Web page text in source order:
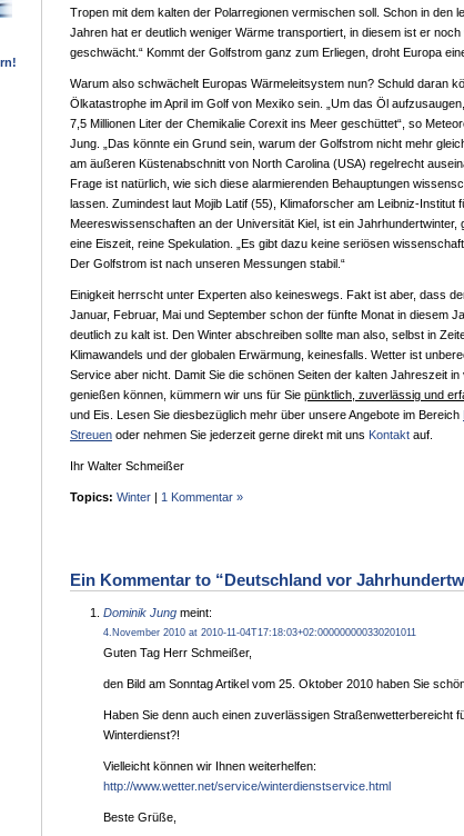
Tropen mit dem kalten der Polarregionen vermischen soll. Schon in den
Jahren hat er deutlich weniger Wärme transportiert, in diesem ist er noch
geschwächt.“ Kommt der Golfstrom ganz zum Erliegen, droht Europa
Warum also schwächelt Europas Wärmeleitsystem nun? Schuld daran
Ölkatastrophe im April im Golf von Mexiko sein. „Um das Öl
7,5 Millionen Liter der Chemikalie Corexit ins Meer geschüttet“, so
Jung. „Das könnte ein Grund sein, warum der Golfstrom nicht mehr
am äußeren Küstenabschnitt von North Carolina (USA) regelrecht
Frage ist natürlich, wie sich diese alarmierenden Behauptungen
lassen. Zumindest laut Mojib Latif (55), Klimaforscher am Leibniz-Institut
Meereswissenschaften an der Universität Kiel, ist ein Jahrhundertwinter,
eine Eiszeit, reine Spekulation. „Es gibt dazu keine seriösen
Der Golfstrom ist nach unseren Messungen stabil.“
Einigkeit herrscht unter Experten also keineswegs. Fakt ist aber, dass
Januar, Februar, Mai und September schon der fünfte Monat in diesem
deutlich zu kalt ist. Den Winter abschreiben sollte man also, selbst in
Klimawandels und der globalen Erwärmung, keinesfalls. Wetter ist
Service aber nicht. Damit Sie die schönen Seiten der kalten Jahreszeit in
genießen können, kümmern wir uns für Sie pünktlich, zuverlässig und
und Eis. Lesen Sie diesbezüglich mehr über unsere Angebote im Bereich
Streuen oder nehmen Sie jederzeit gerne direkt mit uns Kontakt auf.
Ihr Walter Schmeißer
Topics: Winter | 1 Kommentar »
Ein Kommentar to “Deutschland vor
Dominik Jung meint:
4.November 2010 at 2010-11-04T17:18:03+02:000000000330201011
Guten Tag Herr Schmeißer,
den Bild am Sonntag Artikel vom 25. Oktober 2010 haben Sie
Haben Sie denn auch einen zuverlässigen Straßenwetterbereicht
Winterdienst?!
Vielleicht können wir Ihnen weiterhelfen:
http://www.wetter.net/service/winterdienstservice.html
Beste Grüße,